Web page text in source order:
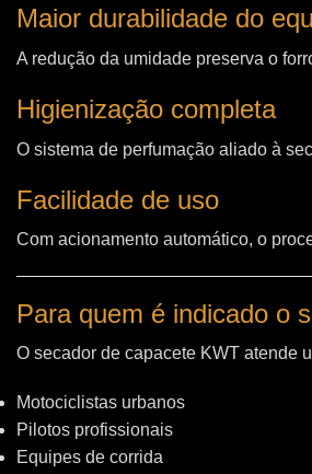
Maior durabilidade do
A redução da umidade preserva o
Higienização completa
O sistema de perfumação aliado à
Facilidade de uso
Com acionamento automático, o
Para quem é indicado o
O secador de capacete KWT atende
Motociclistas urbanos
Pilotos profissionais
Equipes de corrida